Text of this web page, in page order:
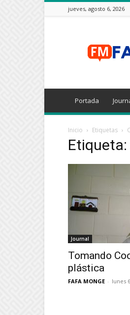
jueves, agosto 6, 2026
Portada
Inicio Etiquetas
Journal
Tomando
plástica
FAFA MONGE - lunes